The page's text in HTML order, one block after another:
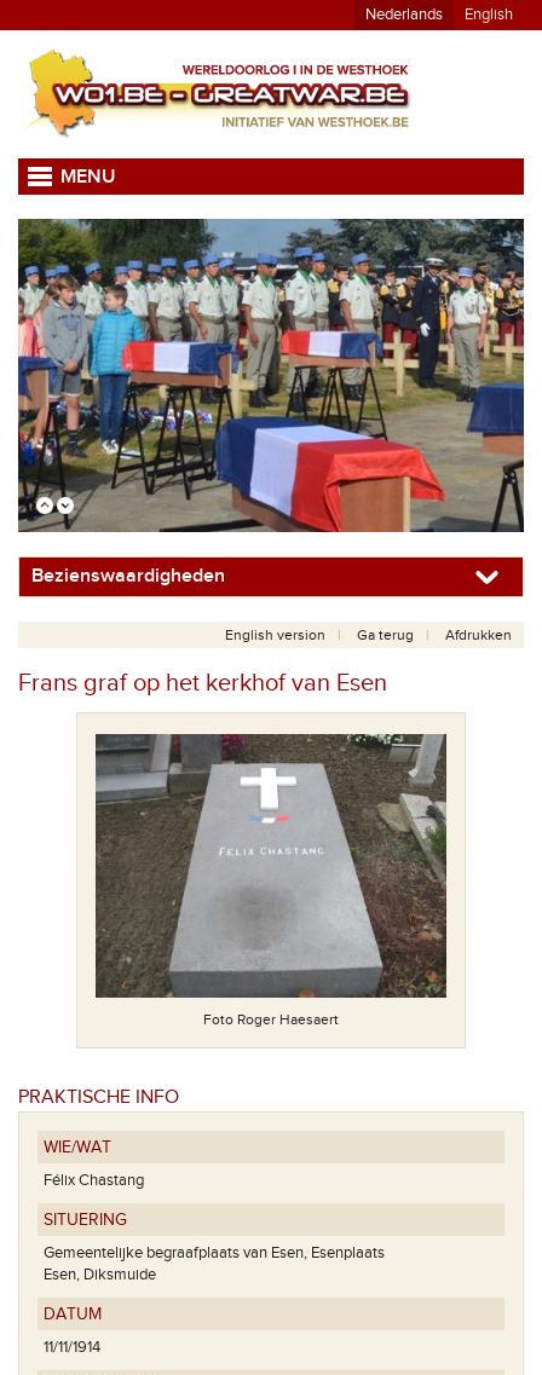
Nederlands English
MENU
Bezienswaardigheden
English version Ga terug Afdrukken
Frans graf op het kerkhof van Esen
Foto Roger Haesaert
PRAKTISCHE INFO
WIE/WAT
Félix Chastang
SITUERING
Gemeentelijke begraafplaats van Esen, Esenplaats
Esen, Diksmuide
DATUM
11/11/1914